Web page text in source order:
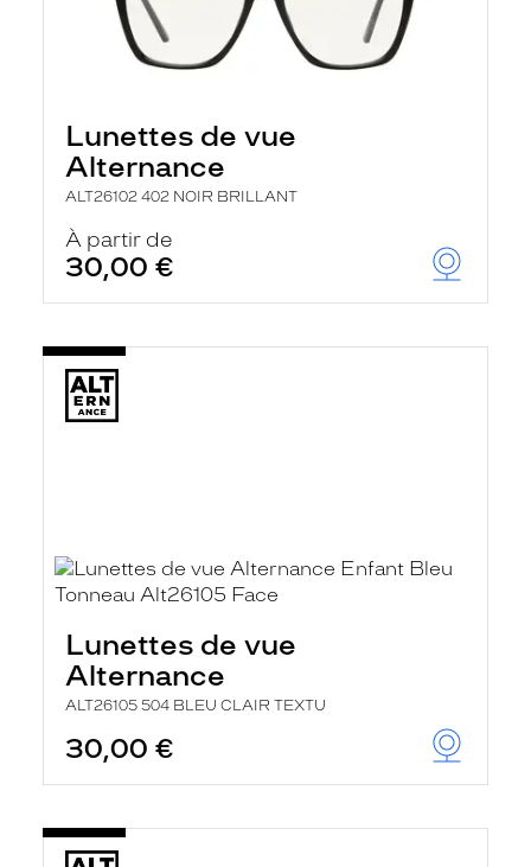
Lunettes de vue
Alternance
ALT26102 402 NOIR BRILLANT
À partir de
30,00 €
Lunettes de vue
Alternance
ALT26105 504 BLEU CLAIR TEXTU
30,00 €